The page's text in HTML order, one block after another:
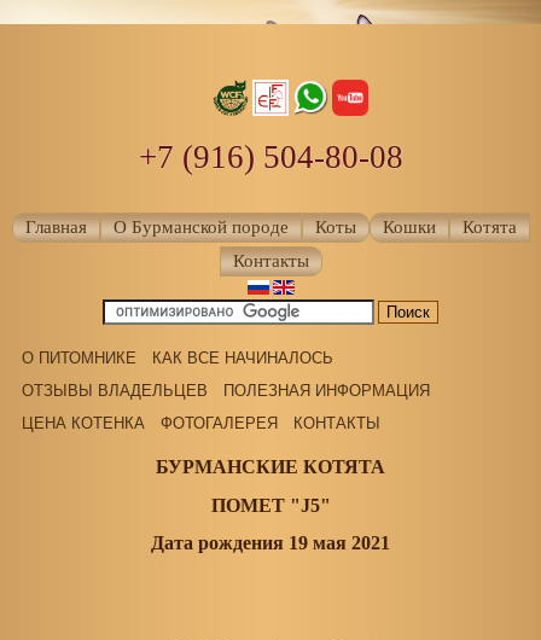
+7 (916) 504-80-08
Главная О Бурманской породе Коты Кошки
Котята
Контакты
О ПИТОМНИКЕ
КАК ВСЕ НАЧИНАЛОСЬ
ОТЗЫВЫ ВЛАДЕЛЬЦЕВ
ПОЛЕЗНАЯ ИНФОРМАЦИЯ
ЦЕНА КОТЕНКА
ФОТОГАЛЕРЕЯ КОНТАКТЫ
БУРМАНСКИЕ КОТЯТА
ПОМЕТ "J5"
Дата рождения 19 мая 2021